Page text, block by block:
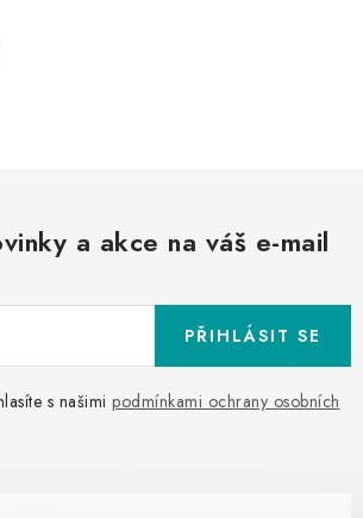
a akce na váš e-mail
s našimi podmínkami ochrany osobních
PŘIHLÁSIT SE